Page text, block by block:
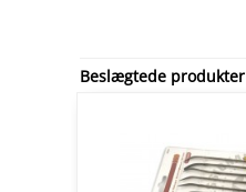
Beslægtede produkter